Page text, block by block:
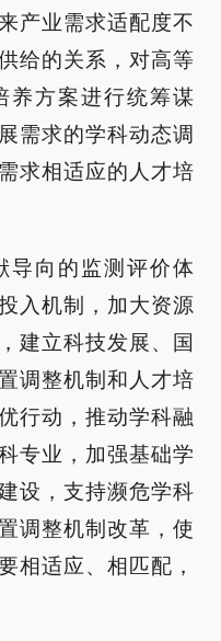
产业需求适配度不
给的关系，对高等
养方案进行统筹谋
需求的学科动态调
求相适应的人才培
导向的监测评价体
入机制，加大资源
建立科技发展、国
调整机制和人才培
行动，推动学科融
专业，加强基础学
设，支持濒危学科
调整机制改革，使
相适应、相匹配，